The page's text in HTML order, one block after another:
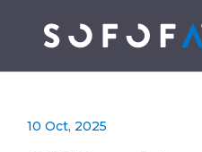
10 Oct, 2025